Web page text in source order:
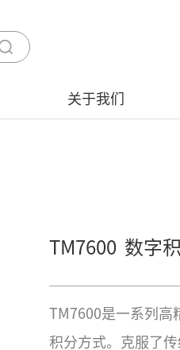
关于我们
TM7600 数字
TM7600是一系列高
积分方式。克服了